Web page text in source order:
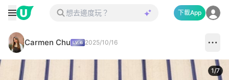
下載App
Carmen Chu 2025/10/16
1/7